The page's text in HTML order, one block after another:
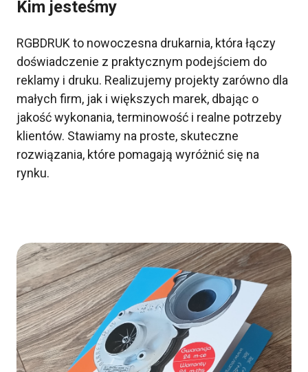
Kim jesteśmy
RGBDRUK to nowoczesna drukarnia, która łączy
doświadczenie z praktycznym podejściem do
reklamy i druku. Realizujemy projekty zarówno dla
małych firm, jak i większych marek, dbając o
jakość wykonania, terminowość i realne potrzeby
klientów. Stawiamy na proste, skuteczne
rozwiązania, które pomagają wyróżnić się na
rynku.